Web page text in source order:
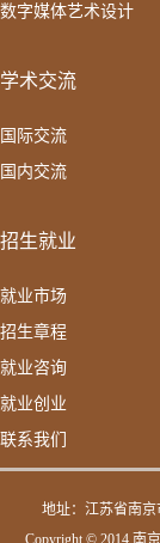
数字媒体艺术设计
学术交流
国际交流
国内交流
招生就业
就业市场
招生章程
就业咨询
就业创业
联系我们
地址：江苏省南
Copyright © 2014 南